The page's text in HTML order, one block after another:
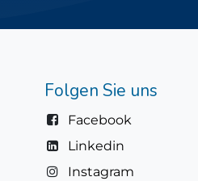
Folgen Sie uns
Facebook
Linkedin
Instagram